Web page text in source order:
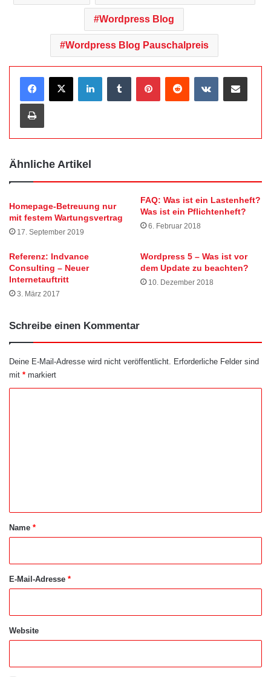
Wordpress Blog
Wordpress Blog Pauschalpreis
Ähnliche Artikel
Homepage-Betreuung nur
mit festem Wartungsvertrag
17. September 2019
FAQ: Was ist ein Lastenheft?
Was ist ein Pflichtenheft?
6. Februar 2018
Referenz: Indvance
Consulting – Neuer
Internetauftritt
3. März 2017
Wordpress 5 – Was ist vor
dem Update zu beachten?
10. Dezember 2018
Schreibe einen Kommentar
Deine E-Mail-Adresse wird nicht veröffentlicht. Erforderliche Felder sind
mit * markiert
aName *
E-Mail-Adresse *
Website